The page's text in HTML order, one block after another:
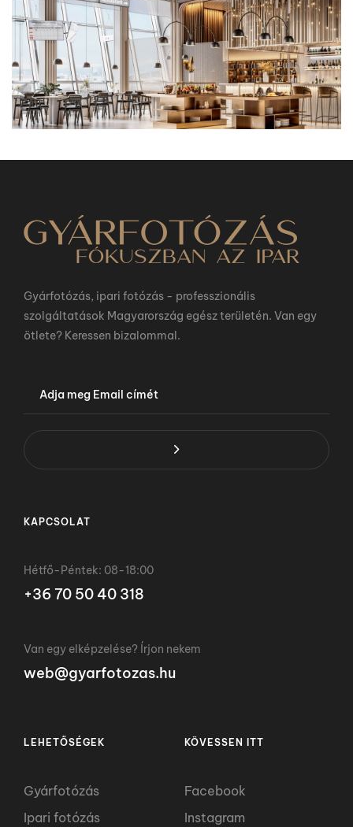
Gyárfotózás, ipari fotózás - professzionális
szolgáltatások Magyarország egész területén. Van egy
ötlete? Keressen bizalommal.
KAPCSOLAT
Hétfő-Péntek: 08-18:00
+36 70 50 40 318
Van egy elképzelése? Írjon nekem
web@gyarfotozas.hu
LEHETŐSÉGEK
Gyárfotózás
Ipari fotózás
KÖVESSEN ITT
Facebook
Instagram